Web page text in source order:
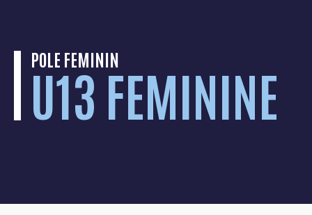
POLE FEMININ
U13 FEMININE